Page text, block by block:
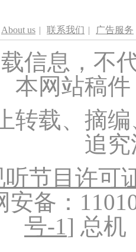
About us | 联系我们 | 广告服务
信息，不
本网站稿
转载、摘
追
节目许可
安备：
号-1] 总机